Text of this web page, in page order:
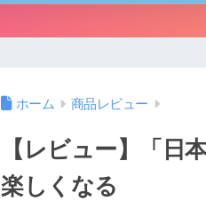
ホーム 商品レビュー
【レビュー】「日
楽しくなる